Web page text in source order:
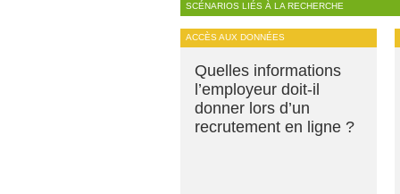
SCÉNARIOS LIÉS À LA RECHERCHE
ACCÈS AUX DONNÉES
Quelles informations
l’employeur doit-il
donner lors d’un
recrutement en ligne ?